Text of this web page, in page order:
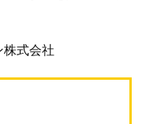
株式会社